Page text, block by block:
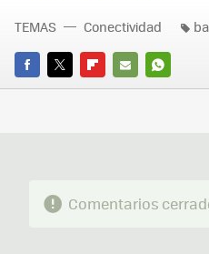
FACEBOOK
TWITTERFLIPBOARD
E-
TEMAS Conectividad
Comentarios